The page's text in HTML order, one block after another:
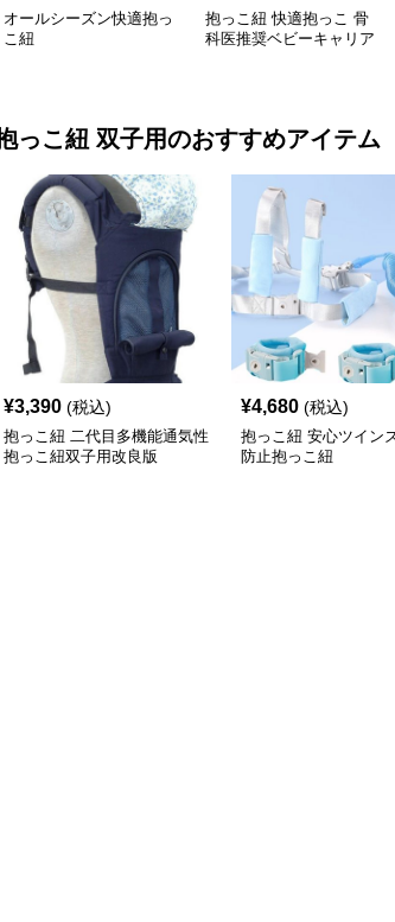
オールシーズン快適抱っ
こ紐
抱っこ紐 快適抱っこ 骨
科医推奨ベビーキャリア
っこ紐 双子用のおすすめアイテム
¥3,390 (税込)
抱っこ紐 二代目多機能通気性
抱っこ紐双子用改良版
¥4,680 (税込)
抱っこ紐 安心ツイン
防止抱っこ紐